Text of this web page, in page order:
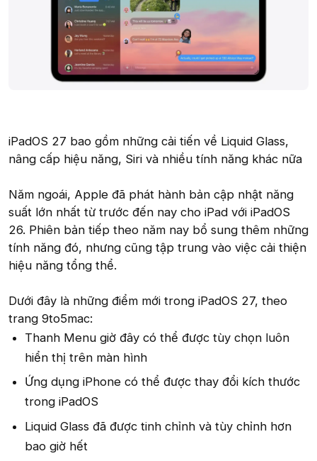
iPadOS 27 bao gồm những cải tiến về Liquid Glass,
nâng cấp hiệu năng, Siri và nhiều tính năng khác nữa
Năm ngoái, Apple đã phát hành bản cập nhật năng
suất lớn nhất từ trước đến nay cho iPad với iPadOS
26. Phiên bản tiếp theo năm nay bổ sung thêm những
tính năng đó, nhưng cũng tập trung vào việc cải thiện
hiệu năng tổng thể.
Dưới đây là những điểm mới trong iPadOS 27, theo
trang 9to5mac:
Thanh Menu giờ đây có thể được tùy chọn luôn
hiển thị trên màn hình
Ứng dụng iPhone có thể được thay đổi kích thước
trong iPadOS
Liquid Glass đã được tinh chỉnh và tùy chỉnh hơn
bao giờ hết